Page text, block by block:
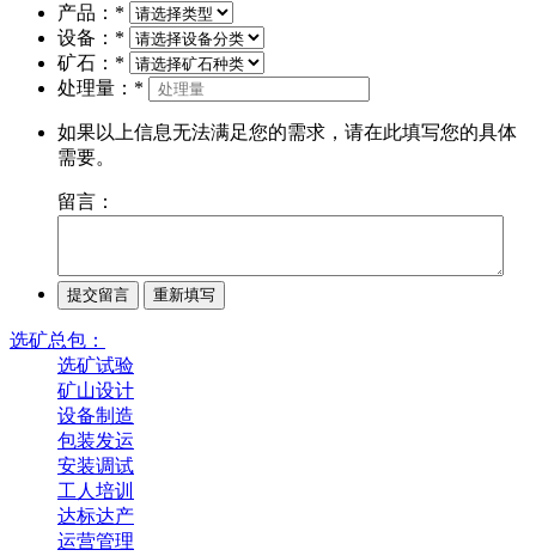
产品： *
设备： *
矿石： *
处理量： *
如果以上信息无法满足您的需求，请在此填写您的具体
需要。
留言：
选矿总包：
选矿试验
矿山设计
设备制造
包装发运
安装调试
工人培训
达标达产
运营管理